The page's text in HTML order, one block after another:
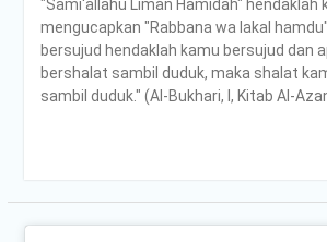
"Sami'allahu Liman Hamidah" hendaklah
mengucapkan "Rabbana wa lakal
bersujud hendaklah kamu bersujud dan
bershalat sambil duduk, maka shalat
sambil duduk." (Al-Bukhari, I, Kitab Al-